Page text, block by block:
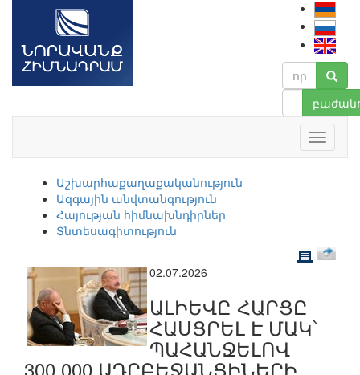
Աշխարհաքաղաքականություն
Ազգային անվտանգություն
Հայության հիմնախնդիրներ
Տնտեսագիտություն
02.07.2026
ԱԼԻԵՎԸ ՀԱՐՑԸ
ՀԱՍՑՐԵԼ Է ՄԱԿ՝
ՊԱՀԱՆՋԵԼՈՎ
300.000 ԱԴՐԲԵՋԱՆՑԻՆԵՐԻ